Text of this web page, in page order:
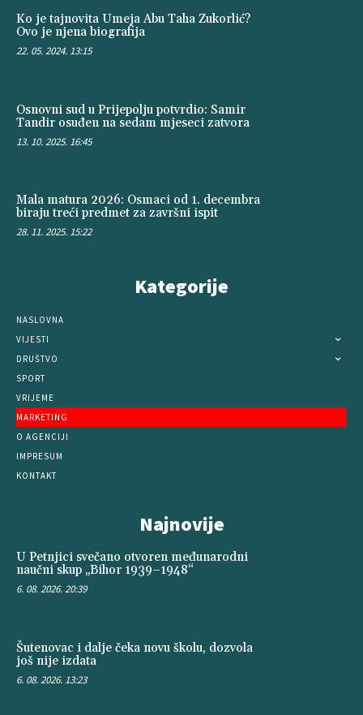
Ko je tajnovita Umeja Abu Taha Zukorlić?
Ovo je njena biografija
22. 05. 2024. 13:15
Osnovni sud u Prijepolju potvrdio: Samir
Tandir osuđen na sedam mjeseci zatvora
13. 10. 2025. 16:45
Mala matura 2026: Osmaci od 1. decembra
biraju treći predmet za završni ispit
28. 11. 2025. 15:22
Kategorije
NASLOVNA
VIJESTI
DRUŠTVO
SPORT
VRIJEME
MARKETING
O AGENCIJI
IMPRESUM
KONTAKT
Najnovije
U Petnjici svečano otvoren međunarodni
naučni skup „Bihor 1939–1948“
6. 08. 2026. 20:39
Šutenovac i dalje čeka novu školu, dozvola
još nije izdata
6. 08. 2026. 13:23